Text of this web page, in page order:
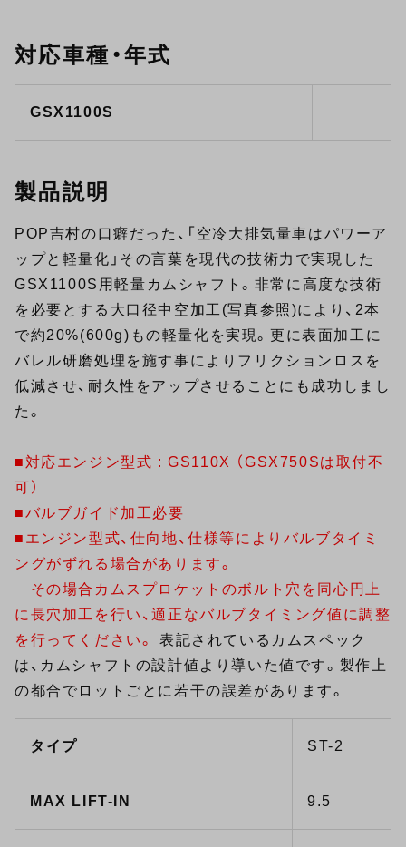
対応車種・年式
GSX1100S
製品説明
POP吉村の口癖だった、「空冷大排気量車はパワーア
ップと軽量化」その言葉を現代の技術力で実現した
GSX1100S用軽量カムシャフト。非常に高度な技術
を必要とする大口径中空加工(写真参照)により、2本
で約20%(600g)もの軽量化を実現。更に表面加工に
バレル研磨処理を施す事によりフリクションロスを
低減させ、耐久性をアップさせることにも成功しまし
た。
■対応エンジン型式 : GS110X （GSX750Sは取付不
可）
■バルブガイド加工必要
■エンジン型式、仕向地、仕様等によりバルブタイミ
ングがずれる場合があります。
その場合カムスプロケットのボルト穴を同心円上
に長穴加工を行い、適正なバルブタイミング値に調整
を行ってください。表記されているカムスペック
は、カムシャフトの設計値より導いた値です。製作上
の都合でロットごとに若干の誤差があります。
タイプ ST-2
MAX LIFT-IN 9.5